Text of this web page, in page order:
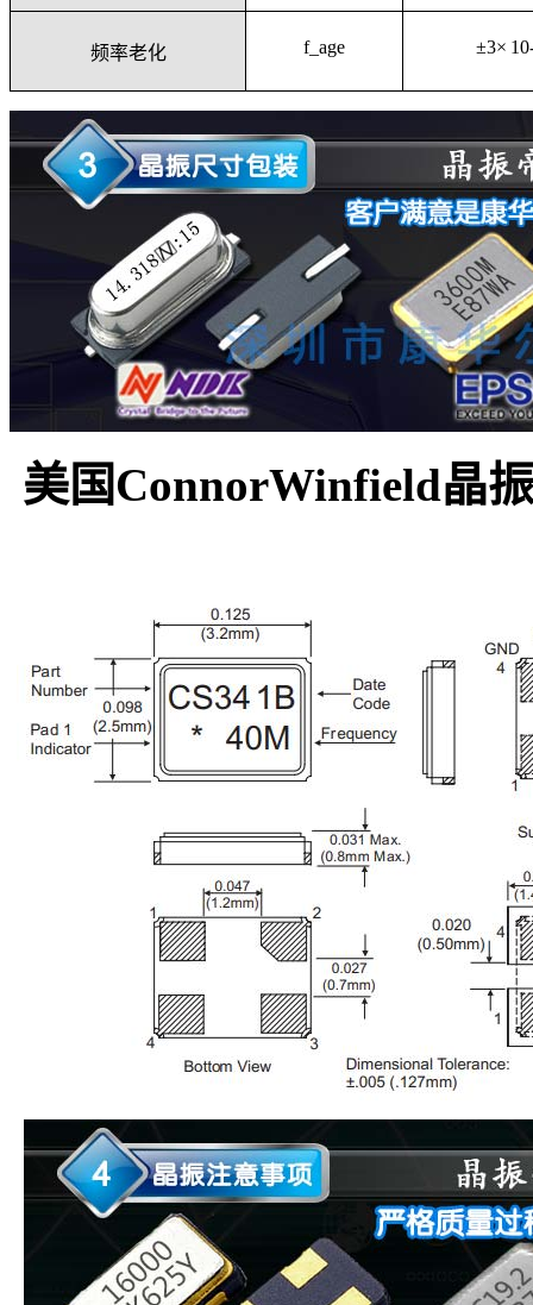
频率老化 f_age ±3× 10
美国ConnorWinfield晶